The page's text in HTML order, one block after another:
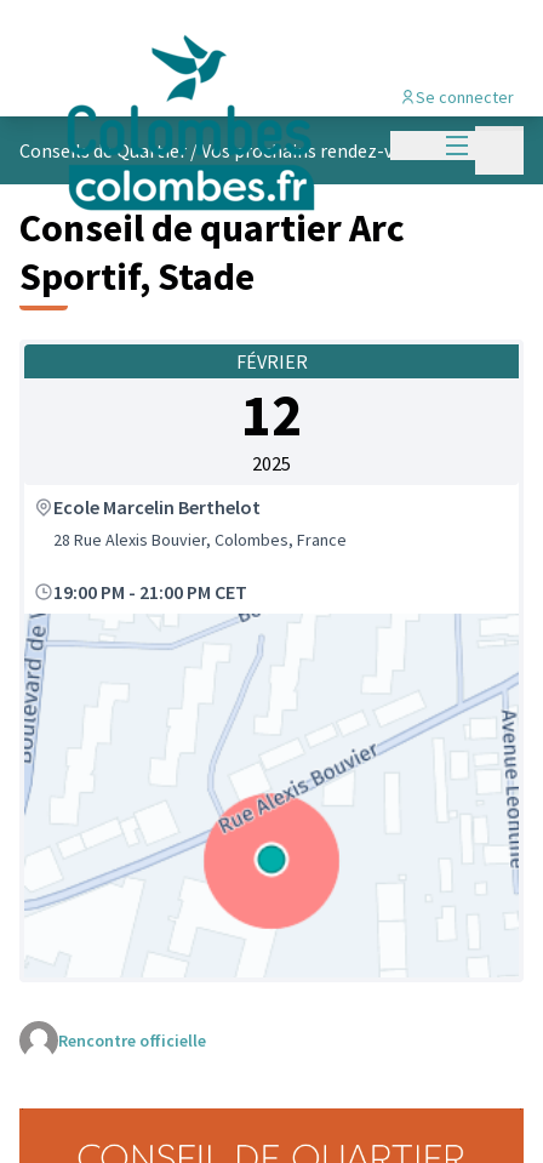
Menu
Se connecter
Conseils de Quartier /Vos prochains rendez-vous
Conseil de quartier Arc
Sportif, Stade
FÉVRIER
12
2025
Ecole Marcelin Berthelot
28 Rue Alexis Bouvier, Colombes, France
19:00 PM - 21:00 PM CET
Rencontre officielle